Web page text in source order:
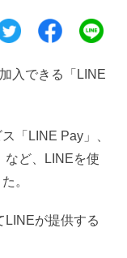
入できる「LINE
「LINE Pay」、
など、LINEを使
。
LINEが提供する